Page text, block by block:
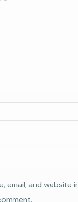
email, and website